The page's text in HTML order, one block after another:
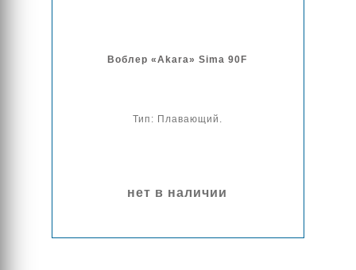
Воблер «Akara» Sima 90F
Тип: Плавающий.
нет в наличии